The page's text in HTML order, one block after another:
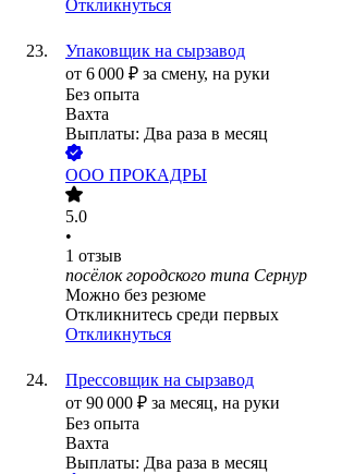
Откликнуться
Упаковщик на сырзавод
от 6 000 ₽ за смену, на руки
Без опыта
Вахта
Выплаты: Два раза в месяц
ООО ПРОКАДРЫ
5.0
•
1 отзыв
посёлок городского типа Сернур
Можно без резюме
Откликнитесь среди первых
Откликнуться
Прессовщик на сырзавод
от 90 000 ₽ за месяц, на руки
Без опыта
Вахта
Выплаты: Два раза в месяц